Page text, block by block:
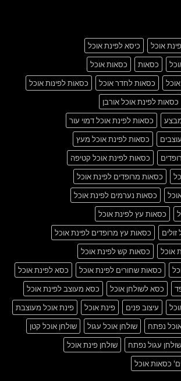
אוכל
כיסא לפינת אוכל
כסאות
כסאות אוכל
כסאות לחדר אוכל
כסאות לפינות אוכל
כסאות לפינת אוכל אורבן
כסאות לפינת אוכל דמוי עור
כסאות לפינת אוכל מעץ
כסאות לפינת אוכל קטיפה
כסאות מרופדים לפינת אוכל
כסאות נערמים לפינת אוכל
כסאות עץ לפינת אוכל
כסאות עץ מרופדים לפינת אוכל
אוכל
כסאות קש לפינת אוכל
כסאות שחורים לפינת אוכל
כסא לפינת אוכל
כסא לשולחן אוכל
כסא מעוצב לפינת אוכל
עיצוב פנים פינת אוכל
פינת אוכל מעוצבת
נפתח שולחן אוכל עגול
שולחן אוכל קטן
שולחן עגול נפתח
שולחן פינת אוכל
כסאות אוכל